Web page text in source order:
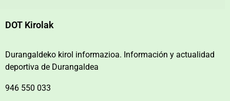
DOT Kirolak
Durangaldeko kirol informazioa. Información y actualidad
deportiva de Durangaldea
946 550 033